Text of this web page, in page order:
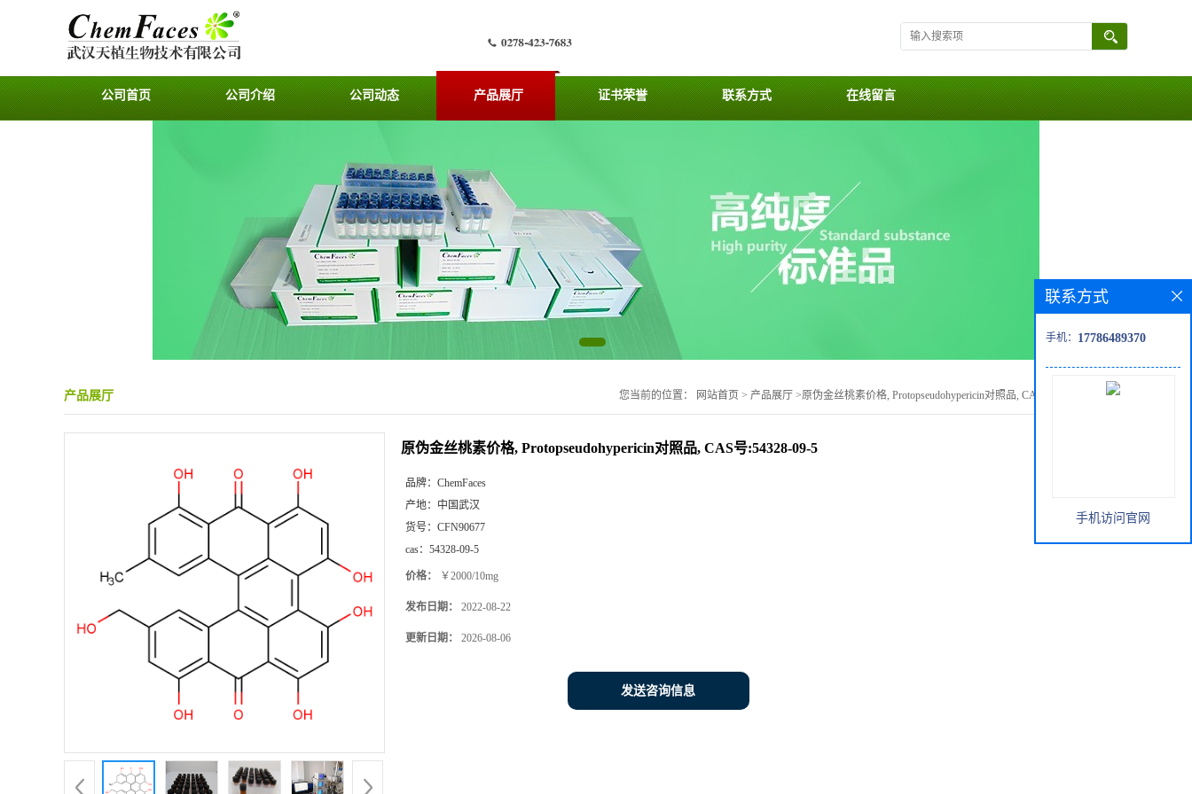
公司首页 公司介绍 公司动态 产品展厅 证书荣誉 联系方式 在线留言
产品展厅 您当前的位置： 网站首页 > 产品展厅 >原伪金丝桃素价格, Protopseudohypericin对照品, CAS号:54328-09-5
原伪金丝桃素价格, Protopseudohypericin对照品, CAS号:54328-09-5
品牌： ChemFaces
产地： 中国武汉
货号： CFN90677
cas： 54328-09-5
价格： ￥2000/10mg
发布日期： 2022-08-22
更新日期： 2026-08-06
发送咨询信息
联系方式
手机： 17786489370
手机访问官网